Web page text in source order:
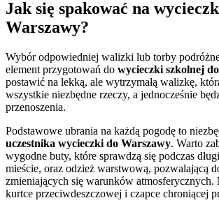
Jak się spakować na
Warszawy?
Wybór odpowiedniej walizki lub torby
element przygotowań do wycieczki szkolnej
postawić na lekką, ale wytrzymałą walizkę,
wszystkie niezbędne rzeczy, a jednocześnie
przenoszenia.
Podstawowe ubrania na każdą pogodę to
uczestnika wycieczki do Warszawy. Warto
wygodne buty, które sprawdzą się podczas
mieście, oraz odzież warstwową, pozwalającą
zmieniających się warunków atmosferycznych.
kurtce przeciwdeszczowej i czapce chroniącej